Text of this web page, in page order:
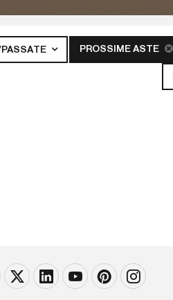
PROSSIME ASTE